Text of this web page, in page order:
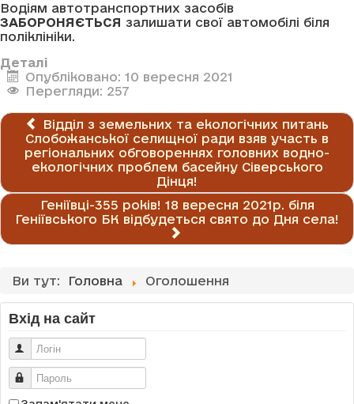
Водіям автотранспортних засобів
ЗАБОРОНЯЄТЬСЯ залишати свої автомобілі біля
поліклініки.
Деталі
Опубліковано: 10 вересня 2021
Перегляди: 257
Відділ з земельних та екологічних питань
Слобожанської селищної ради взяв участь в
регіональних обговореннях головних водно-
екологічних проблем басейну Сіверського
Дінця!
Геніївці-355 років! 18 вересня 2021р. біля
Геніївського БК відбудеться свято до Дня села!
Ви тут: Головна Оголошення
Вхід на сайт
Логін
Пароль